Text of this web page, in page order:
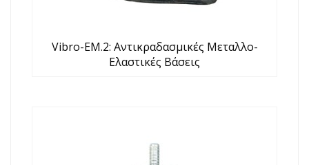
Vibro-EM.2: Αντικραδασμικές Μεταλλο-
Ελαστικές Βάσεις